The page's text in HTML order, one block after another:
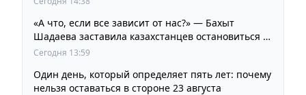
«А что, если все зависит от нас?» — Бахыт
Шадаева заставила казахстанцев остановиться и
задуматься
Сегодня 13:59
Один день, который определяет пять лет: почему
нельзя оставаться в стороне 23 августа